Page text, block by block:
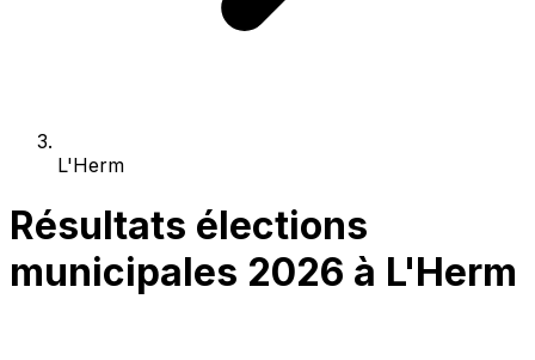
L'Herm
Résultats élections
municipales 2026 à L'Herm